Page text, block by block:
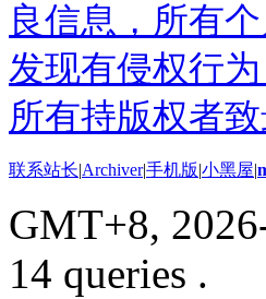
良信息，所有
发现有侵权行
所有持版权者致
联系站长|Archiver|手机版|小黑屋|
GMT+8,
14 queries .